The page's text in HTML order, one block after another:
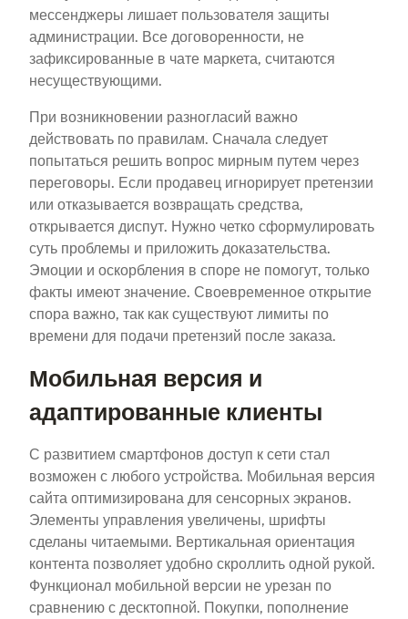
мессенджеры лишает пользователя защиты
администрации. Все договоренности, не
зафиксированные в чате маркета, считаются
несуществующими.
При возникновении разногласий важно
действовать по правилам. Сначала следует
попытаться решить вопрос мирным путем через
переговоры. Если продавец игнорирует претензии
или отказывается возвращать средства,
открывается диспут. Нужно четко сформулировать
суть проблемы и приложить доказательства.
Эмоции и оскорбления в споре не помогут, только
факты имеют значение. Своевременное открытие
спора важно, так как существуют лимиты по
времени для подачи претензий после заказа.
Мобильная версия и
адаптированные клиенты
С развитием смартфонов доступ к сети стал
возможен с любого устройства. Мобильная версия
сайта оптимизирована для сенсорных экранов.
Элементы управления увеличены, шрифты
сделаны читаемыми. Вертикальная ориентация
контента позволяет удобно скроллить одной рукой.
Функционал мобильной версии не урезан по
сравнению с десктопной. Покупки, пополнение